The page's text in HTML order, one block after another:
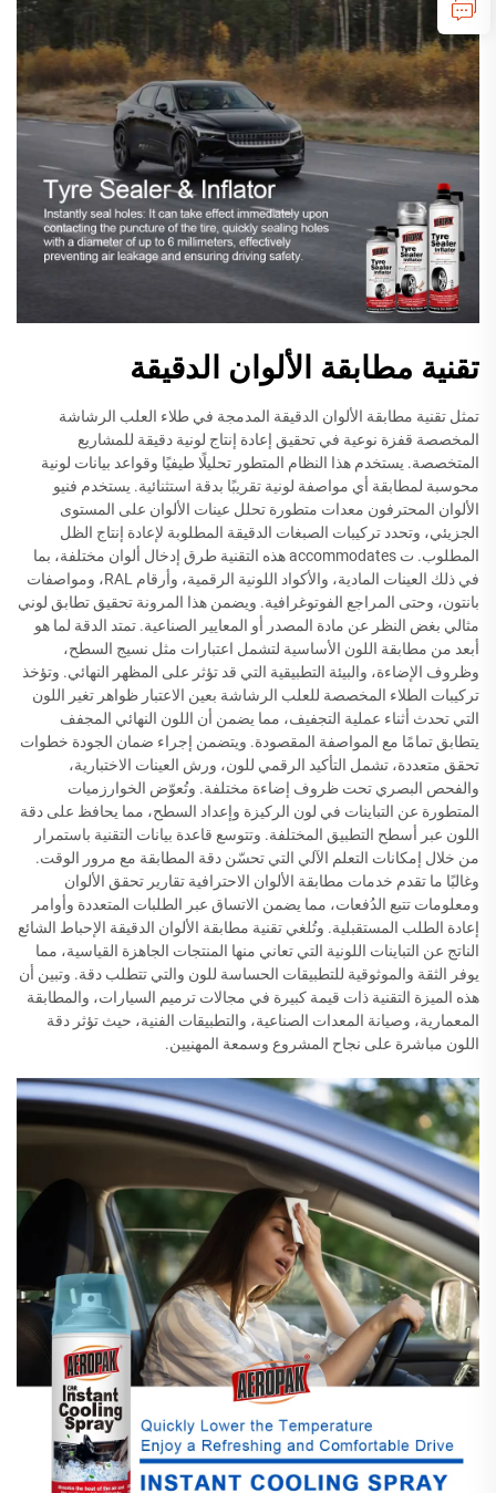
تقنية مطابقة الألوان الدقيقة
تمثل تقنية مطابقة الألوان الدقيقة المدمجة في طلاء العلب الرشاشة
المخصصة قفزة نوعية في تحقيق إعادة إنتاج لونية دقيقة للمشاريع
المتخصصة. يستخدم هذا النظام المتطور تحليلًا طيفيًا وقواعد بيانات لونية
محوسبة لمطابقة أي مواصفة لونية تقريبًا بدقة استثنائية. يستخدم فنيو
الألوان المحترفون معدات متطورة تحلل عينات الألوان على المستوى
الجزيئي، وتحدد تركيبات الصبغات الدقيقة المطلوبة لإعادة إنتاج الظل
المطلوب. ت accommodates هذه التقنية طرق إدخال ألوان مختلفة، بما
في ذلك العينات المادية، والأكواد اللونية الرقمية، وأرقام RAL، ومواصفات
بانتون، وحتى المراجع الفوتوغرافية. ويضمن هذا المرونة تحقيق تطابق لوني
مثالي بغض النظر عن مادة المصدر أو المعايير الصناعية. تمتد الدقة لما هو
أبعد من مطابقة اللون الأساسية لتشمل اعتبارات مثل نسيج السطح،
وظروف الإضاءة، والبيئة التطبيقية التي قد تؤثر على المظهر النهائي. وتؤخذ
تركيبات الطلاء المخصصة للعلب الرشاشة بعين الاعتبار ظواهر تغير اللون
التي تحدث أثناء عملية التجفيف، مما يضمن أن اللون النهائي المجفف
يتطابق تمامًا مع المواصفة المقصودة. ويتضمن إجراء ضمان الجودة خطوات
تحقق متعددة، تشمل التأكيد الرقمي للون، ورش العينات الاختبارية،
والفحص البصري تحت ظروف إضاءة مختلفة. وتُعوّض الخوارزميات
المتطورة عن التباينات في لون الركيزة وإعداد السطح، مما يحافظ على دقة
اللون عبر أسطح التطبيق المختلفة. وتتوسع قاعدة بيانات التقنية باستمرار
من خلال إمكانات التعلم الآلي التي تحسّن دقة المطابقة مع مرور الوقت.
وغالبًا ما تقدم خدمات مطابقة الألوان الاحترافية تقارير تحقق الألوان
ومعلومات تتبع الدُفعات، مما يضمن الاتساق عبر الطلبات المتعددة وأوامر
إعادة الطلب المستقبلية. وتُلغي تقنية مطابقة الألوان الدقيقة الإحباط الشائع
الناتج عن التباينات اللونية التي تعاني منها المنتجات الجاهزة القياسية، مما
يوفر الثقة والموثوقية للتطبيقات الحساسة للون والتي تتطلب دقة. وتبين أن
هذه الميزة التقنية ذات قيمة كبيرة في مجالات ترميم السيارات، والمطابقة
المعمارية، وصيانة المعدات الصناعية، والتطبيقات الفنية، حيث تؤثر دقة
اللون مباشرة على نجاح المشروع وسمعة المهنيين.